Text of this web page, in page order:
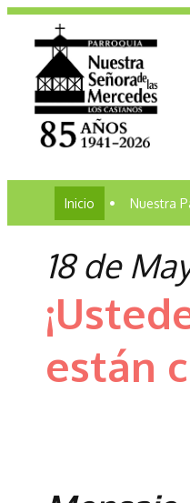
Inicio • Nuestra
18 de
están